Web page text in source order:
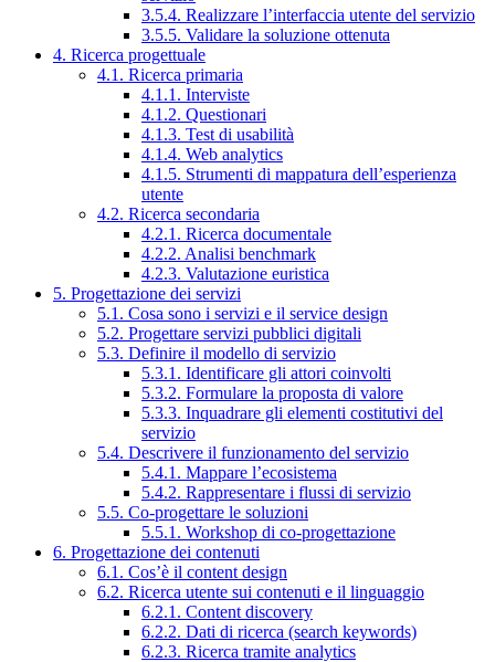
3.5.4. Realizzare l’interfaccia utente del servizio
3.5.5. Validare la soluzione ottenuta
4. Ricerca progettuale
4.1. Ricerca primaria
4.1.1. Interviste
4.1.2. Questionari
4.1.3. Test di usabilità
4.1.4. Web analytics
4.1.5. Strumenti di mappatura dell’esperienza
utente
4.2. Ricerca secondaria
4.2.1. Ricerca documentale
4.2.2. Analisi benchmark
4.2.3. Valutazione euristica
5. Progettazione dei servizi
5.1. Cosa sono i servizi e il service design
5.2. Progettare servizi pubblici digitali
5.3. Definire il modello di servizio
5.3.1. Identificare gli attori coinvolti
5.3.2. Formulare la proposta di valore
5.3.3. Inquadrare gli elementi costitutivi del
servizio
5.4. Descrivere il funzionamento del servizio
5.4.1. Mappare l’ecosistema
5.4.2. Rappresentare i flussi di servizio
5.5. Co-progettare le soluzioni
5.5.1. Workshop di co-progettazione
6. Progettazione dei contenuti
6.1. Cos’è il content design
6.2. Ricerca utente sui contenuti e il linguaggio
6.2.1. Content discovery
6.2.2. Dati di ricerca (search keywords)
6.2.3. Ricerca tramite analytics